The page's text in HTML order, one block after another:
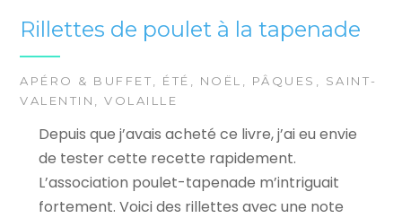
Rillettes de poulet à la tapenade
APÉRO & BUFFET ÉTÉ NOËL PÂQUES
SAINT-
VALENTIN
,VOLAILLE
Depuis que j’avais acheté ce livre, j’ai eu envie
de tester cette recette rapidement.
L’association poulet-tapenade m’intriguait
fortement. Voici des rillettes avec une note